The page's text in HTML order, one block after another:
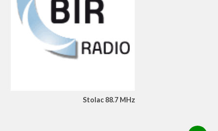
Stolac 88.7 MHz